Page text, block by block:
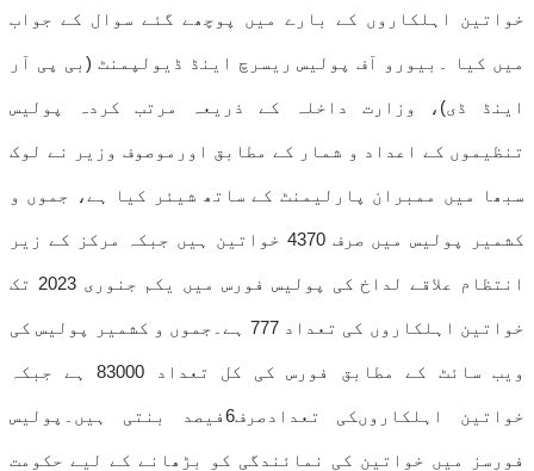
خواتین اہلکاروں کے بارے میں پوچھے گئے سوال کے جواب
میں کیا ۔بیورو آف پولیس ریسرچ اینڈ ڈیولپمنٹ (بی پی آر
اینڈ ڈی)، وزارت داخلہ کے ذریعہ مرتب کردہ پولیس
تنظیموں کے اعداد و شمار کے مطابق اورموصوف وزیر نے لوک
سبھا میں ممبران پارلیمنٹ کے ساتھ شیئر کیا ہے، جموں و
کشمیر پولیس میں صرف 4370 خواتین ہیں جبکہ مرکز کے زیر
انتظام علاقے لداخ کی پولیس فورس میں یکم جنوری 2023 تک
خواتین اہلکاروں کی تعداد 777 ہے۔جموں و کشمیر پولیس کی
ویب سائٹ کے مطابق فورس کی کل تعداد 83000 ہے جبکہ
خواتین اہلکاروںکی تعدادصرف6فیصد بنتی ہیں۔پولیس
فورسز میں خواتین کی نمائندگی کو بڑھانے کے لیے حکومت